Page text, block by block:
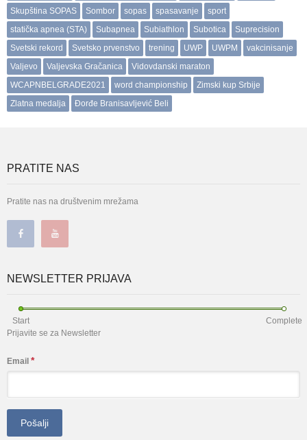
Skupština SOPAS
Sombor sopas spasavanje
sport
statička apnea (STA)
Subapnea Subiathlon Subotica
Suprecision
Svetski rekord
Svetsko prvenstvo trening UWP UWPM
vakcinisanje
Valjevo
Valjevska Gračanica
Vidovdanski maraton
WCAPNBELGRADE2021
word championship
Zimski kup Srbije
Zlatna medalja
Đorđe Branisavljević Beli
PRATITE NAS
Pratite nas na društvenim mrežama
NEWSLETTER PRIJAVA
Start
Complete
Prijavite se za Newsletter
Email *